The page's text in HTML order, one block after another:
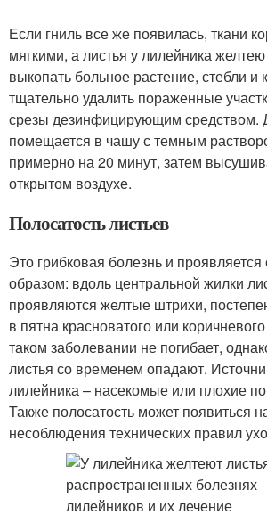
Если гниль все же появилась, ткани
мягкими, а листья у лилейника
выкопать больное растение, стебли и
тщательно удалить пораженные
срезы дезинфицирующим средством.
помещается в чашу с темным
примерно на 20 минут, затем
открытом воздухе.
Полосатость листьев
Это грибковая болезнь и
образом: вдоль центральной жилки
проявляются желтые штрихи,
в пятна красноватого или
таком заболевании не погибает,
листья со временем опадают.
лилейника – насекомые или плохие
Также полосатость может появиться
несоблюдения технических правил